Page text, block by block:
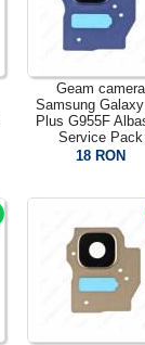
Geam camera
Samsung
Plus G955F
Service Pack
18 RON